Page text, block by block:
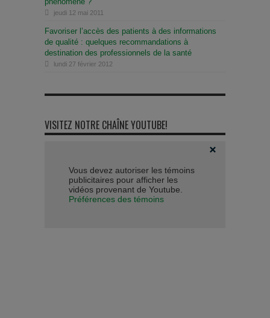
jeudi 12 mai 2011
Favoriser l’accès des patients à des informations
de qualité : quelques recommandations à
destination des professionnels de la santé
lundi 27 février 2012
VISITEZ NOTRE CHAÎNE YOUTUBE!
Vous devez autoriser les témoins
publicitaires pour afficher les
vidéos provenant de Youtube.
Préférences des témoins